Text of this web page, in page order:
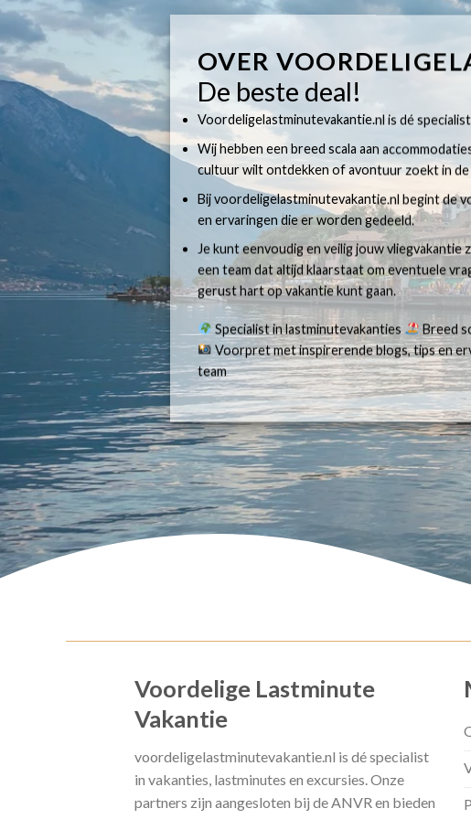
OVER
De beste deal!
Voordeligelastminutevakantie.nl is dé
Wij hebben een breed scala aan
cultuur wilt ontdekken of avontuur zoekt in de
Bij voordeligelastminutevakantie.nl begint de
en ervaringen die er worden gedeeld.
Je kunt eenvoudig en veilig jouw
een team dat altijd klaarstaat om eventuele
gerust hart op vakantie kunt gaan.
Specialist in lastminutevakanties
Breed
Voorpret met inspirerende blogs, tips en
team
Voordelige Lastminute
Vakantie
voordeligelastminutevakantie.nl is dé specialist
in vakanties, lastminutes en excursies. Onze
partners zijn aangesloten bij de ANVR en bieden